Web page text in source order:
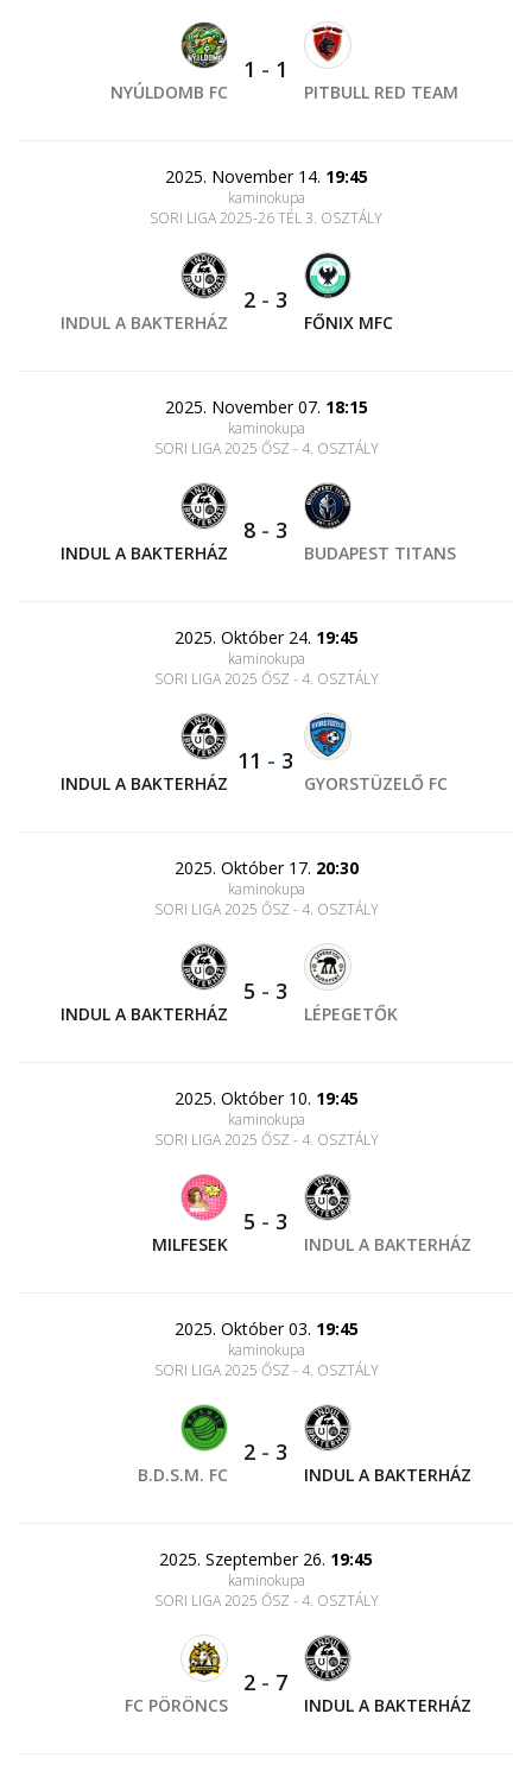
NYÚLDOMB FC
1 - 1
PITBULL RED TEAM
2025. November 14. 19:45
kaminokupa
SORI LIGA 2025-26 TÉL 3. OSZTÁLY
INDUL A BAKTERHÁZ
2 - 3
FŐNIX MFC
2025. November 07. 18:15
kaminokupa
SORI LIGA 2025 ŐSZ - 4. OSZTÁLY
INDUL A BAKTERHÁZ
8 - 3
BUDAPEST TITANS
2025. Október 24. 19:45
kaminokupa
SORI LIGA 2025 ŐSZ - 4. OSZTÁLY
INDUL A BAKTERHÁZ
11 - 3
GYORSTÜZELŐ FC
2025. Október 17. 20:30
kaminokupa
SORI LIGA 2025 ŐSZ - 4. OSZTÁLY
INDUL A BAKTERHÁZ
5 - 3
LÉPEGETŐK
2025. Október 10. 19:45
kaminokupa
SORI LIGA 2025 ŐSZ - 4. OSZTÁLY
MILFESEK
5 - 3
INDUL A BAKTERHÁZ
2025. Október 03. 19:45
kaminokupa
SORI LIGA 2025 ŐSZ - 4. OSZTÁLY
B.D.S.M. FC
2 - 3
INDUL A BAKTERHÁZ
2025. Szeptember 26. 19:45
kaminokupa
SORI LIGA 2025 ŐSZ - 4. OSZTÁLY
FC PÖRÖNCS
2 - 7
INDUL A BAKTERHÁZ